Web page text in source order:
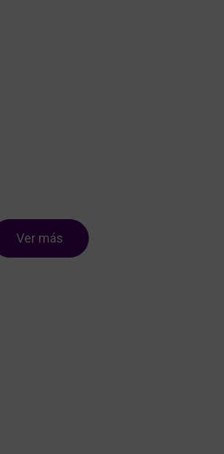
Ver más